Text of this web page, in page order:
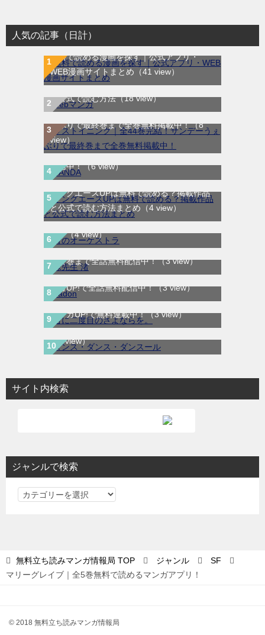
人気の記事（日計）
無料で読める漫画を探す｜公式アプリ・
WEB漫画サイトまとめ （41 view）
WEB漫画サイト一覧｜ブラウザで無料漫画
を公式で読む方法（18 view）
ラストイニング｜全44巻完結！サンデーう
ぇぶりで最終巻まで全巻無料掲載中！（8
view）
SANDA｜最新刊第3巻！マンガBANGで無料
配信中！（6 view）
ヤングエースUPは無料で読める？掲載作品
と公式で読む方法まとめ （4 view）
青のオーケストラ｜マンガワンで全話無料連
載中（4 view）
妹先生 渚｜全5巻完結！サンデーうぇぶりで
最終巻まで全話無料配信中！（3 view）
BADON-バードン-｜最新刊第8巻連載中！マ
ンガUP!で全話無料配信中！（3 view）
君に二度目のさよならを。｜最新刊第2巻！
マンガUP!で無料連載中！（3 view）
ダンス・ダンス・ダンスール｜最新刊第25
巻！全話無料で読める公式マンガアプリ！
（3 view）
サイト内検索
ジャンルで検索
ジ
検
無料立ち読みマンガ情報局 TOP ジャンル
SF
マリーグレイブ｜全5巻無料で読めるマンガアプリ！
© 2018 無料立ち読みマンガ情報局